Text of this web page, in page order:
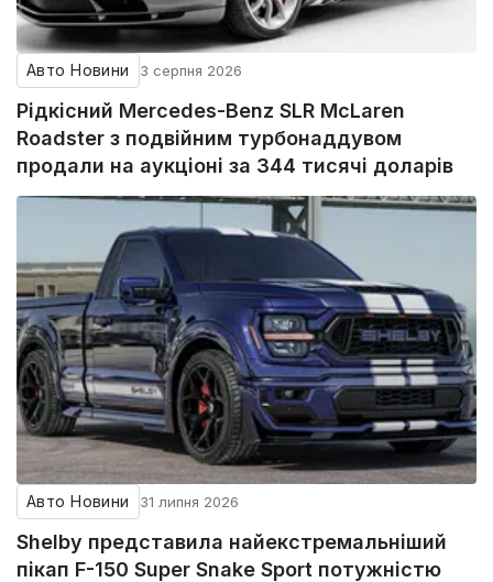
Авто Новини 3 серпня 2026
Рідкісний Mercedes-Benz SLR McLaren
Roadster з подвійним турбонаддувом
продали на аукціоні за 344 тисячі доларів
Авто Новини 31 липня 2026
Shelby представила найекстремальніший
пікап F-150 Super Snake Sport потужністю